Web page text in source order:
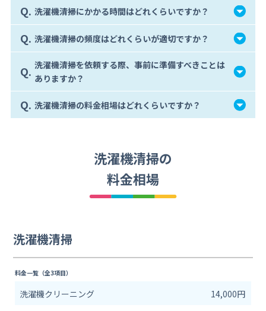
Q. 洗濯機清掃にかかる時間はどれくらいですか？
Q. 洗濯機清掃の頻度はどれくらいが適切ですか？
Q. 洗濯機清掃を依頼する際、事前に準備すべきことは
ありますか？
Q. 洗濯機清掃の料金相場はどれくらいですか？
洗濯機清掃の
料金相場
洗濯機清掃
料金一覧（全3項目）
洗濯機クリーニング
14,000円